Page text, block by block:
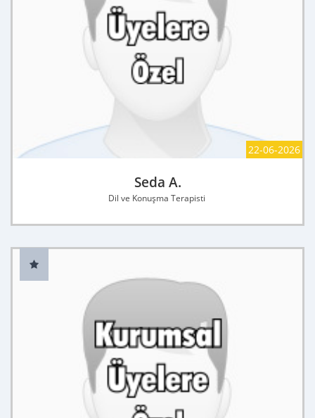
22-06-2026
Seda A.
Dil ve Konuşma Terapisti